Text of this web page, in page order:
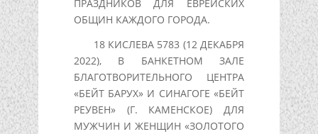
ПРАЗДНИКОВ ДЛЯ ЕВРЕЙСКИХ
ОБЩИН КАЖДОГО ГОРОДА.
18 КИСЛЕВА 5783 (12 ДЕКАБРЯ
2022), В БАНКЕТНОМ ЗАЛЕ
БЛАГОТВОРИТЕЛЬНОГО ЦЕНТРА
«БЕЙТ БАРУХ» И СИНАГОГЕ «БЕЙТ
РЕУВЕН» (Г. КАМЕНСКОЕ) ДЛЯ
МУЖЧИН И ЖЕНЩИН «ЗОЛОТОГО